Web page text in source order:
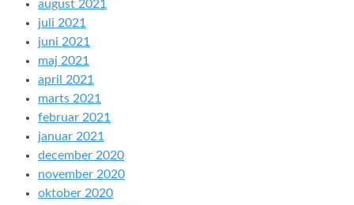
august 2021
juli 2021
juni 2021
maj 2021
april 2021
marts 2021
februar 2021
januar 2021
december 2020
november 2020
oktober 2020